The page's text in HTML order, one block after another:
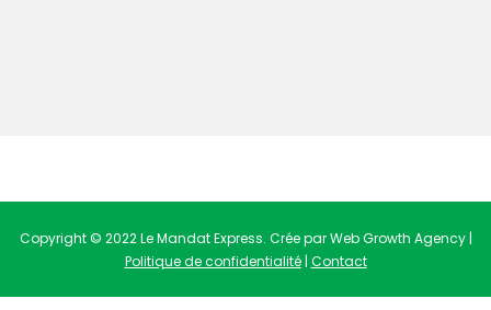
Copyright © 2022 Le Mandat Express. Crée par Web Growth Agency |
Politique de confidentialité| Contact